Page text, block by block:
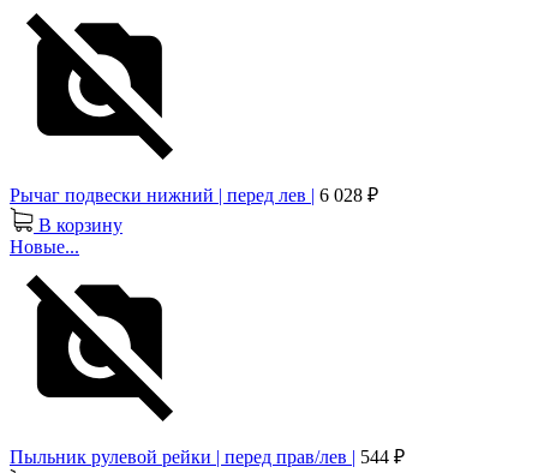
Рычаг подвески нижний | перед лев | 6 028 ₽
В корзину
Новые...
Пыльник рулевой рейки | перед прав/лев | 544 ₽